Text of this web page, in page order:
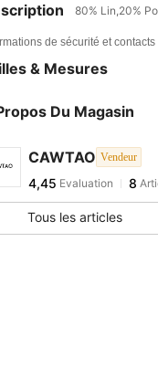
80% Lin,20%
de sécurité et contacts
& Mesures
Du Magasin
CAWTAO Vendeur
4,45 Evaluation 8
Tous les articles